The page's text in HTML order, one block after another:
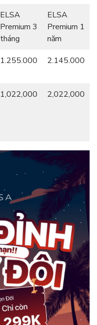
ELSA
Premium 3
tháng
ELSA
Premium 1
năm
1.255.000 2.145.000
1,022,000 2,022,000